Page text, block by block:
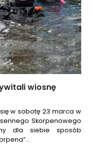
wiosnę
się w sobotę 23 marca w
Skorpenowego
dla siebie sposób